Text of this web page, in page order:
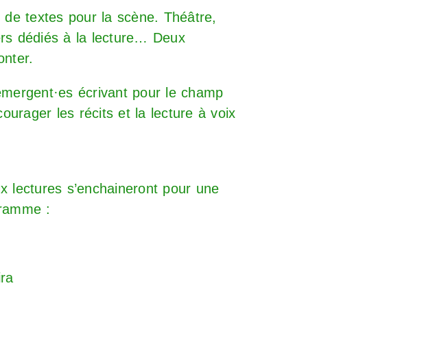
textes pour la scène. Théâtre,
dédiés à la lecture… Deux
écrivant pour le champ
les récits et la lecture à voix
s’enchaineront pour une
: